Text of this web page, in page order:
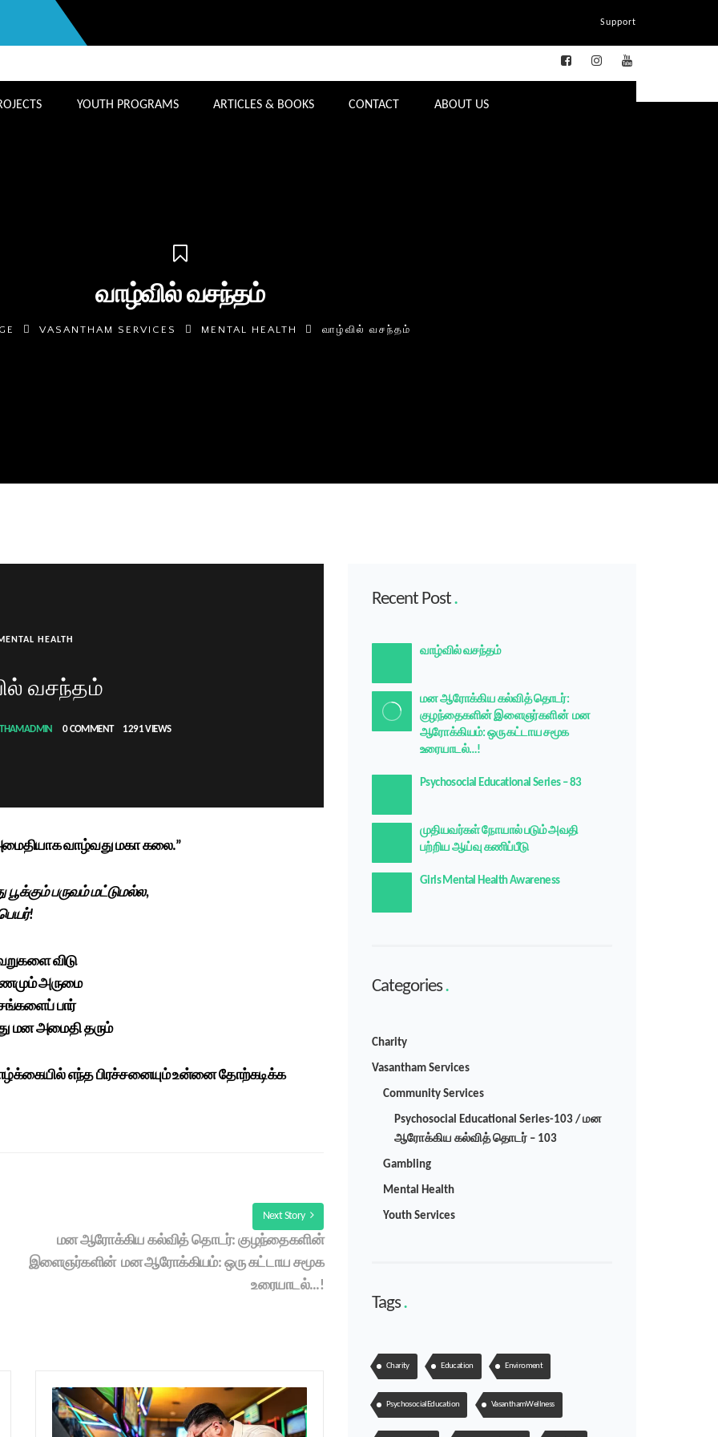
Support
YOUTH PROGRAMS ARTICLES & BOOKS CONTACT ABOUT US
வாழ்வில் வசந்தம்
VASANTHAM SERVICES MENTAL HEALTH வாழ்வில் வசந்தம்
HEALTH
வசந்தம்
0 COMMENT 1291 VIEWS
வாழ்வது மகா கலை.”
பருவம் மட்டுமல்ல,
விடு
அருமை
பார்
மன அமைதி தரும்
எந்த பிரச்சனையும் உன்னை தோற்கடிக்க
Next Story
மன ஆரோக்கிய கல்வித் தொடர்: குழந்தைகளின்
இளைஞர்களின் மன ஆரோக்கியம்: ஒரு கட்டாய சமூக
உரையாடல்…!
Recent Post
வாழ்வில் வசந்தம்
மன ஆரோக்கிய கல்வித் தொடர்:
குழந்தைகளின் இளைஞர்களின் மன
ஆரோக்கியம்: ஒரு கட்டாய சமூக
உரையாடல்…!
Psychosocial Educational Series – 83
முதியவர்கள் நோயால் படும் அவதி
பற்றிய ஆய்வு கணிப்பீடு
Girls Mental Health Awareness
Categories
Charity
Vasantham Services
Community Services
Psychosocial Educational Series-103 / மன
ஆரோக்கிய கல்வித் தொடர் – 103
Gambling
Mental Health
Youth Services
Tags
Charity Education Enviroment
PsychosocialEducation VasanthamWellness